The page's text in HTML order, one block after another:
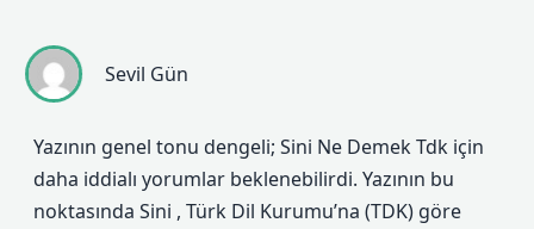
Sevil Gün
Yazının genel tonu dengeli; Sini Ne Demek Tdk için
daha iddialı yorumlar beklenebilirdi. Yazının bu
noktasında Sini , Türk Dil Kurumu’na (TDK) göre